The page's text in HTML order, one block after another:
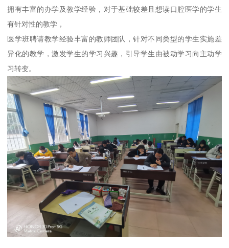
拥有丰富的办学及教学经验，对于基础较差且想读口腔医学的学生
有针对性的教学，
医学班聘请教学经验丰富的教师团队，针对不同类型的学生实施差
异化的教学，激发学生的学习兴趣，引导学生由被动学习向主动学
习转变。